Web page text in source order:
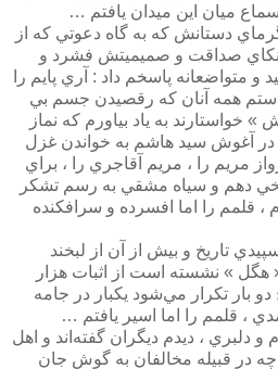
ميان اين ميدان يافتم …
دستانش كه به گاه دعوتي كه از
خنكاي صداقت و صميميتش فشرد و
و متواضعانه پاسخم داد : آري پايم را
همه آنان كه رقصيدن جسم بي
» خواستارند به ياد بياورم كه نماز
آغوش سيد هاشم به خواندن غزل
مريم را ، مريم آقاجري را ، براي
دهم و سياه مشقي به رسم تشكر
، قلمم را اما افسرده و سرافكنده
تاريخ و بيش از آن از لبخند
» نشسته است از اثبات هزار
بار تكرار مي‌شود يكبار در جامه
، قلمم را اما اسير يافتم …
دلبري ، ديدم ديگران گفته‌اند و اهل
در قبيله مخالفان به گوش جان